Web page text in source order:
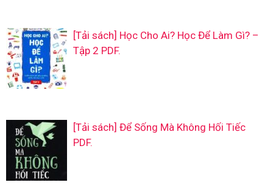
[Tải sách] Học Cho Ai? Học Để Làm Gì? –
Tập 2 PDF.
[Tải sách] Để Sống Mà Không Hối Tiếc
PDF.